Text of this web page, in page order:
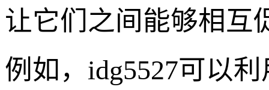
让它们之间能够相互
例如，idg5527可以